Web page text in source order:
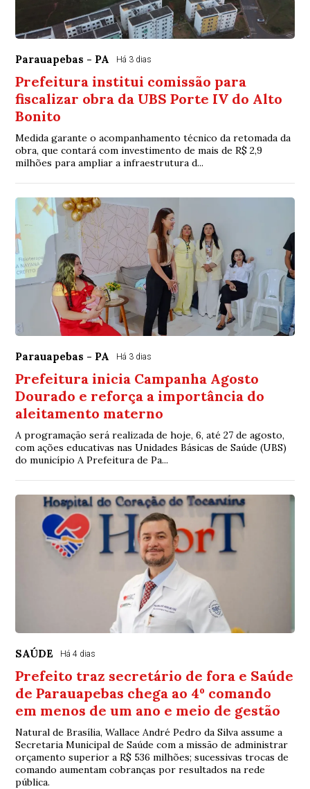
Parauapebas - PA Há 3 dias
Prefeitura institui comissão para
fiscalizar obra da UBS Porte IV do Alto
Bonito
Medida garante o acompanhamento técnico da retomada da
obra, que contará com investimento de mais de R$ 2,9
milhões para ampliar a infraestrutura d...
Parauapebas - PA Há 3 dias
Prefeitura inicia Campanha Agosto
Dourado e reforça a importância do
aleitamento materno
A programação será realizada de hoje, 6, até 27 de agosto,
com ações educativas nas Unidades Básicas de Saúde (UBS)
do município A Prefeitura de Pa...
SAÚDE Há 4 dias
Prefeito traz secretário de fora e Saúde
de Parauapebas chega ao 4º comando
em menos de um ano e meio de gestão
Natural de Brasília, Wallace André Pedro da Silva assume a
Secretaria Municipal de Saúde com a missão de administrar
orçamento superior a R$ 536 milhões; sucessivas trocas de
comando aumentam cobranças por resultados na rede
pública.